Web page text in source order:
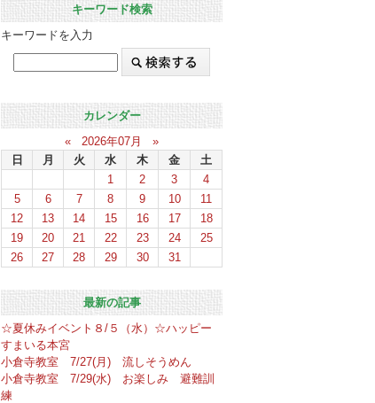
キーワード検索
キーワードを入力
カレンダー
«
2026年07月
»
日
月 火 水 木 金
土
1
2 3
4
5
6 7 8 9 10
11
12
13 14 15 16 17
18
19
20 21 22 23 24
25
26
27 28 29 30 31
最新の記事
☆夏休みイベント８/５（水）☆ハッピー
すまいる本宮
小倉寺教室 7/27(月) 流しそうめん
小倉寺教室 7/29(水) お楽しみ 避難訓
練